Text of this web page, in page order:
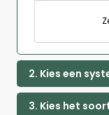
2. Kies een
3. Kies het